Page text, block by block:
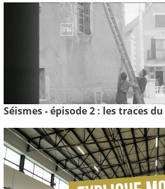
Séismes - épisode 2 : les traces